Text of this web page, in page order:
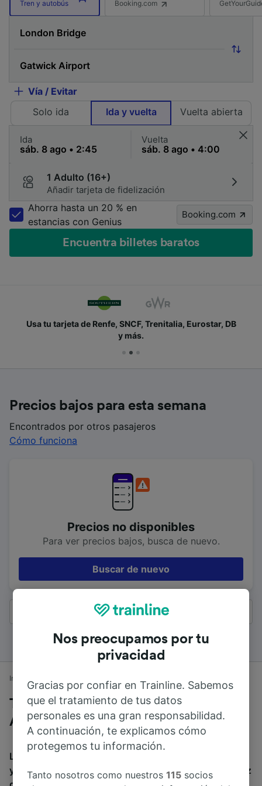
Tren y autobús Booking.com
Vía / Evitar
Solo ida
Ida y vuelta Vuelta abierta
Ida Vuelta
1 Adulto (16+)
Añadir tarjeta de fidelización
Ahorra hasta un 20 % en
estancias con Genius
Booking.com
Encuentra billetes baratos
Usa tu tarjeta de Renfe, SNCF, Trenitalia, Eurostar, DB
y más.
Precios bajos para esta semana
Encontrados por otros pasajeros
Cómo funciona
Precios no disponibles
Para ver precios bajos, busca de nuevo.
Buscar de nuevo
Todos los resultados
Inicio
Trenes desde London Bridge a
Aeropuerto de Gatwick
La duración media de viaje en tren entre London Bridge
y Aeropuerto de Gatwick es de 42min. El tren más veloz
Nos preocupamos por tu
privacidad
Gracias por confiar en Trainline. Sabemos
que el tratamiento de tus datos
personales es una gran responsabilidad.
A continuación, te explicamos cómo
protegemos tu información.
Tanto nosotros como nuestros115 socios